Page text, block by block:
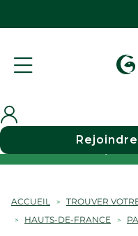
Choisir une
ACCUEIL
TROUVER
HAUTS-DE-FRANCE